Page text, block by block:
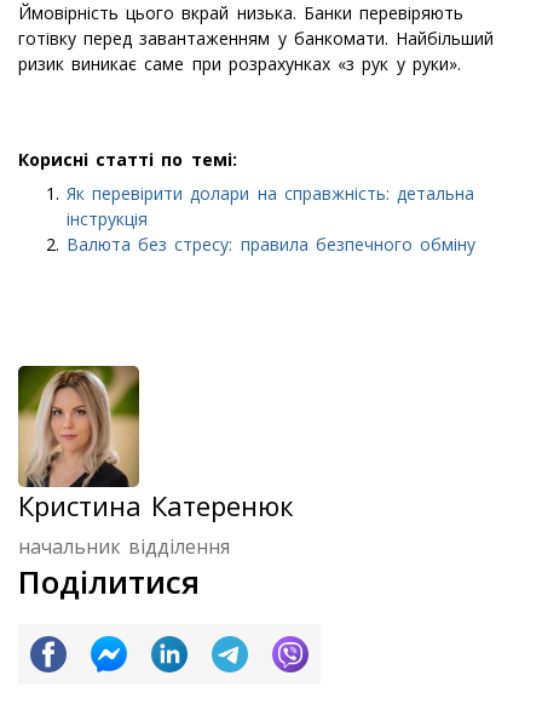
Ймовірність цього вкрай низька. Банки перевіряють
готівку перед завантаженням у банкомати. Найбільший
ризик виникає саме при розрахунках «з рук у руки».
Корисні статті по темі:
Як перевірити долари на справжність: детальна
інструкція
Валюта без стресу: правила безпечного обміну
Кристина Катеренюк
начальник відділення
Поділитися